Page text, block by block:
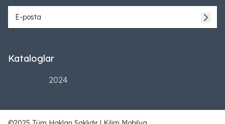
Kataloglar
2024